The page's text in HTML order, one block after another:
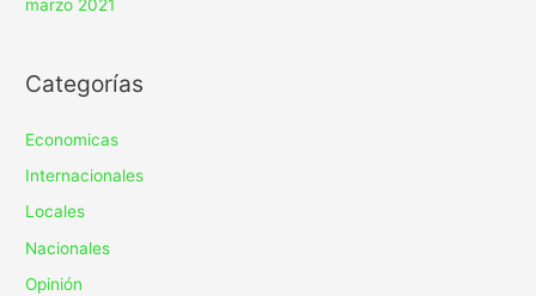
marzo 2021
Categorías
Economicas
Internacionales
Locales
Nacionales
Opinión